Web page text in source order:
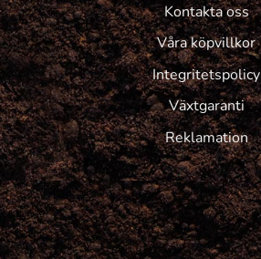
Kontakta oss
Våra köpvillkor
Integritetspolicy
Växtgaranti
Reklamation